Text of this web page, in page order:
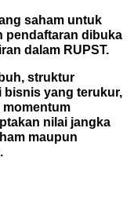
saham untuk
pendaftaran dibuka
dalam RUPST.
struktur
bisnis yang terukur,
momentum
nilai jangka
maupun